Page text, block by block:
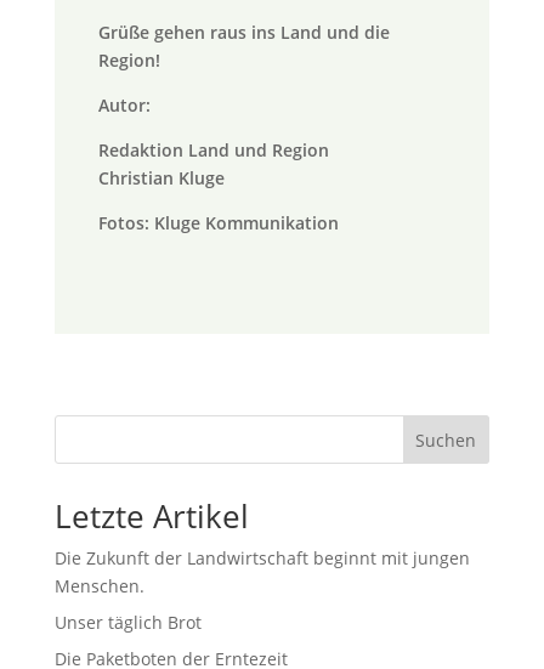
Grüße gehen raus ins Land und die
Region!
Autor:
Redaktion Land und Region
Christian Kluge
Fotos: Kluge Kommunikation
Suchen
Letzte Artikel
Die Zukunft der Landwirtschaft beginnt mit jungen
Menschen.
Unser täglich Brot
Die Paketboten der Erntezeit